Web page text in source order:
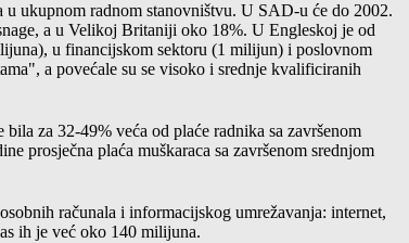
ukupnom radnom stanovništvu. U SAD-u će do 2002.
a u Velikoj Britaniji oko 18%. U Engleskoj je od
u financijskom sektoru (1 milijun) i poslovnom
a povećale su se visoko i srednje kvalificiranih
za 32-49% veća od plaće radnika sa završenom
prosječna plaća muškaraca sa završenom srednjom
računala i informacijskog umrežavanja: internet,
ih je već oko 140 milijuna.